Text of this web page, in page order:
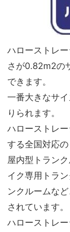
ハローストレ
さが0.82m2の
できます。
一番大きなサ
りられます。
ハローストレ
する全国対応の
屋内型トラン
イク専用トラ
ンクルームな
されています。
ハローストレ